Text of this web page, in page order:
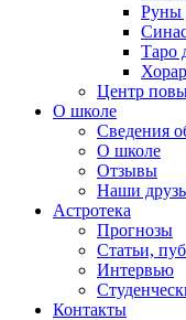
Руны
Таро
Центр
О школе
Сведения
О школе
Отзывы
Наши
Астротека
Прогнозы
Статьи,
Интервью
Контакты